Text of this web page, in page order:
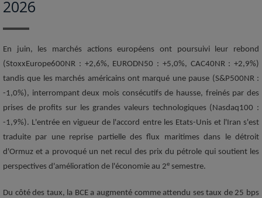
2026
En juin, les marchés actions européens ont poursuivi leur rebond
(StoxxEurope600NR : +2,6%, EURODN50 : +5,0%, CAC40NR : +2,9%)
tandis que les marchés américains ont marqué une pause (S&P500NR :
-1,0%), interrompant deux mois consécutifs de hausse, freinés par des
prises de profits sur les grandes valeurs technologiques (Nasdaq100 :
-1,9%). L'entrée en vigueur de l'accord entre les Etats-Unis et l'Iran s'est
traduite par une reprise partielle des flux maritimes dans le détroit
d'Ormuz et a provoqué un net recul des prix du pétrole qui soutient les
perspectives d'amélioration de l'économie au 2e semestre.
Du côté des taux, la BCE a augmenté comme attendu ses taux de 25 bps